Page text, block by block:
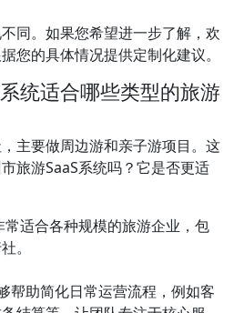
同。如果您希望进一步了解，欢
您的具体情况提供定制化建议。
统适合哪些类型的旅游
主要做周边游和亲子游项目。这
旅游SaaS系统吗？它是否更适
常适合各种规模的旅游企业，包
。
帮助简化日常运营流程，例如客